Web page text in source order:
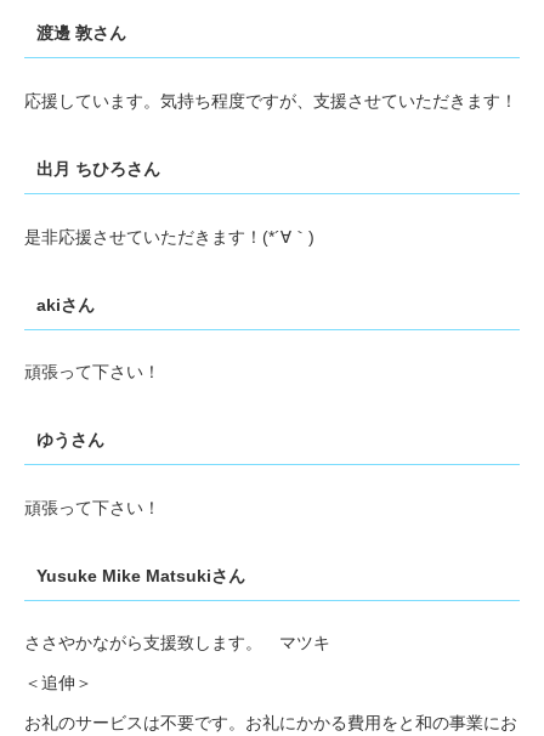
渡邊 敦さん
応援しています。気持ち程度ですが、支援させていただきます！
出月 ちひろさん
是非応援させていただきます！(*´∀｀)
akiさん
頑張って下さい！
ゆうさん
頑張って下さい！
Yusuke Mike Matsukiさん
ささやかながら支援致します。 マツキ
＜追伸＞
お礼のサービスは不要です。お礼にかかる費用をと和の事業にお